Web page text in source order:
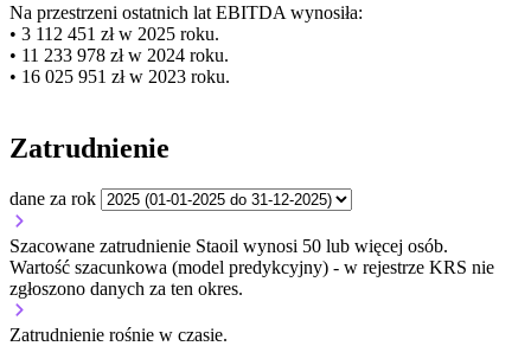
Na przestrzeni ostatnich lat EBITDA wynosiła:
• 3 112 451 zł w 2025 roku.
• 11 233 978 zł w 2024 roku.
• 16 025 951 zł w 2023 roku.
Zatrudnienie
dane za rok
Szacowane zatrudnienie Staoil wynosi 50 lub więcej osób.
Wartość szacunkowa (model predykcyjny) - w rejestrze KRS nie
zgłoszono danych za ten okres.
Zatrudnienie rośnie w czasie.